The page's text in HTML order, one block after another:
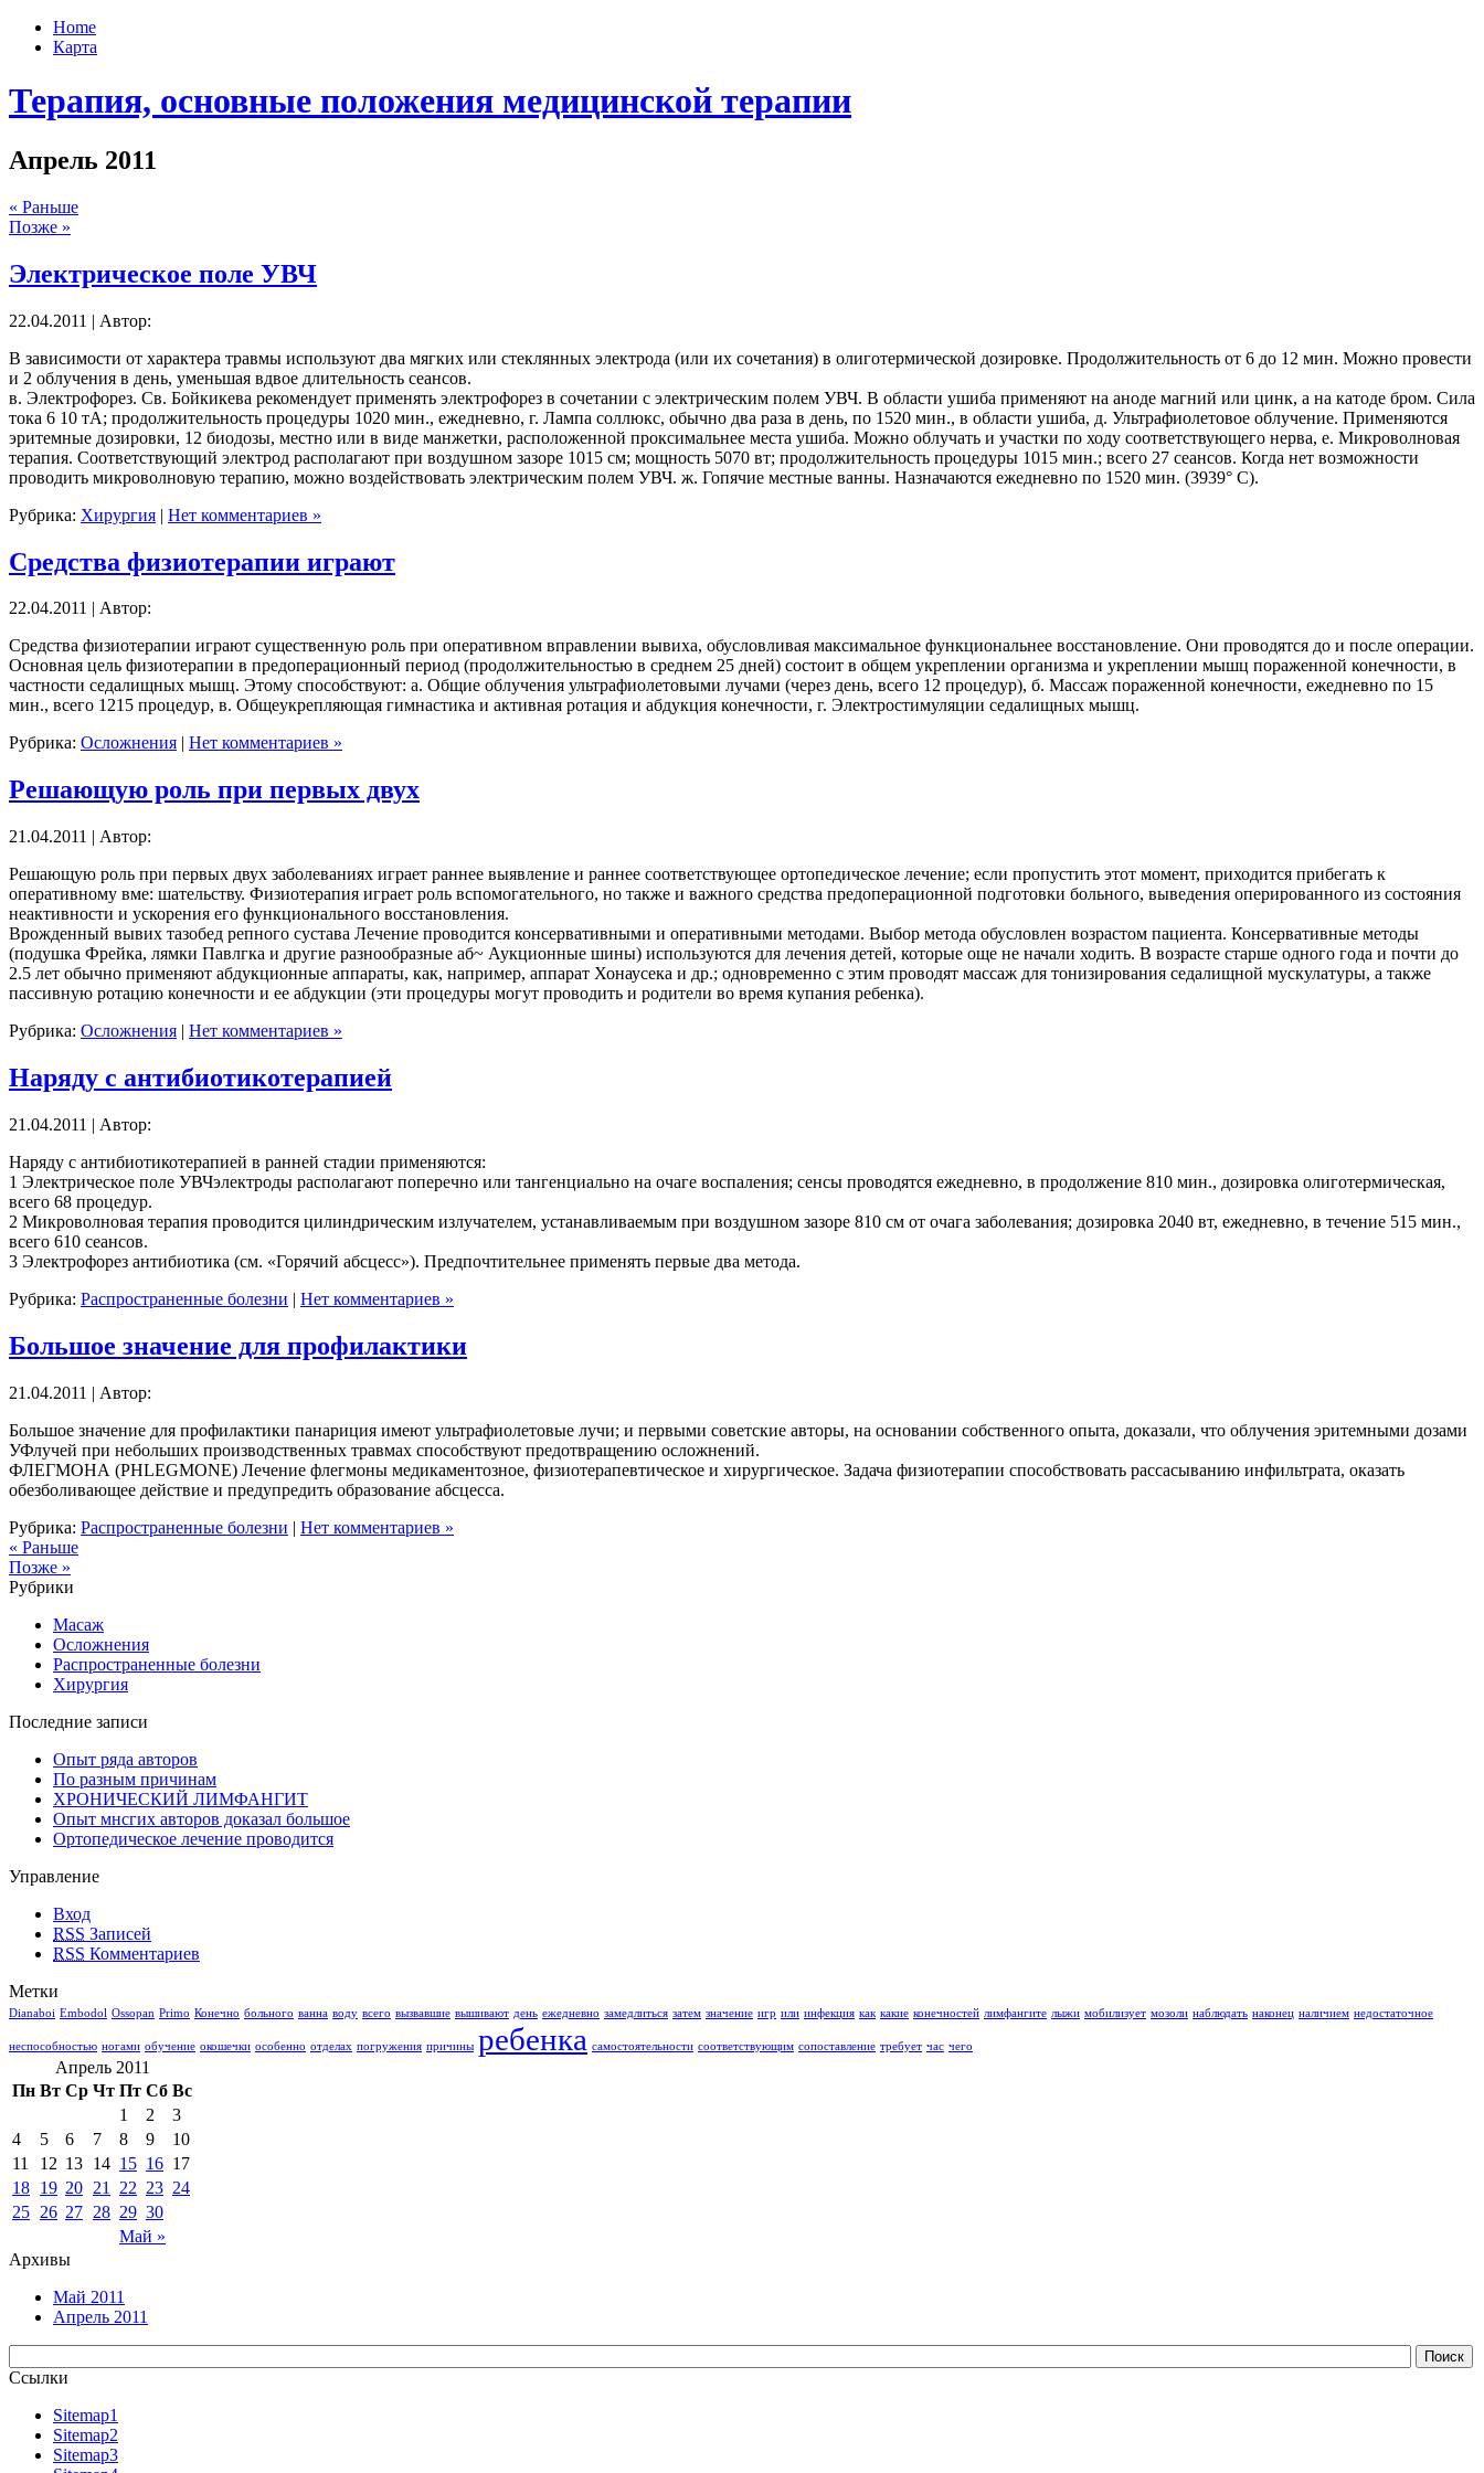
Home
Карта
Терапия, основные положения медицинской терапии
Апрель 2011
« Раньше
Позже »
Электрическое поле УВЧ
22.04.2011 | Автор:
В зависимости от характера травмы используют два мягких или стеклянных электрода (или их сочетания) в олиготермической дозировке. Продолжительность от 6 до 12 мин. Можно провести
и 2 облучения в день, уменьшая вдвое длительность сеансов.
в. Электрофорез. Св. Бойкикева рекомендует применять электрофорез в сочетании с электрическим полем УВЧ. В области ушиба применяют на аноде магний или цинк, а на катоде бром. Сила
тока 6 10 тА; продолжительность процедуры 1020 мин., ежедневно, г. Лампа соллюкс, обычно два раза в день, по 1520 мин., в области ушиба, д. Ультрафиолетовое облучение. Применяются
эритемные дозировки, 12 биодозы, местно или в виде манжетки, расположенной проксимальнее места ушиба. Можно облучать и участки по ходу соответствующего нерва, е. Микроволновая
терапия. Соответствующий электрод располагают при воздушном зазоре 1015 см; мощность 5070 вт; продолжительность процедуры 1015 мин.; всего 27 сеансов. Когда нет возможности
проводить микроволновую терапию, можно воздействовать электрическим полем УВЧ. ж. Гопячие местные ванны. Назначаются ежедневно по 1520 мин. (3939° С).
Рубрика: Хирургия | Нет комментариев »
Средства физиотерапии играют
22.04.2011 | Автор:
Средства физиотерапии играют существенную роль при оперативном вправлении вывиха, обусловливая максимальное функциональнее восстановление. Они проводятся до и после операции.
Основная цель физиотерапии в предоперационный период (продолжительностью в среднем 25 дней) состоит в общем укреплении организма и укреплении мышц пораженной конечности, в
частности седалищных мышц. Этому способствуют: а. Общие облучения ультрафиолетовыми лучами (через день, всего 12 процедур), б. Массаж пораженной конечности, ежедневно по 15
мин., всего 1215 процедур, в. Общеукрепляющая гимнастика и активная ротация и абдукция конечности, г. Электростимуляции седалищных мышц.
Рубрика: Осложнения | Нет комментариев »
Решающую роль при первых двух
21.04.2011 | Автор:
Решающую роль при первых двух заболеваниях играет раннее выявление и раннее соответствующее ортопедическое лечение; если пропустить этот момент, приходится прибегать к
оперативному вме: шательству. Физиотерапия играет роль вспомогательного, но также и важного средства предоперационной подготовки больного, выведения оперированного из состояния
неактивности и ускорения его функционального восстановления.
Врожденный вывих тазобед репного сустава Лечение проводится консервативными и оперативными методами. Выбор метода обусловлен возрастом пациента. Консервативные методы
(подушка Фрейка, лямки Павлгка и другие разнообразные аб~ Аукционные шины) используются для лечения детей, которые още не начали ходить. В возрасте старше одного года и почти до
2.5 лет обычно применяют абдукционные аппараты, как, например, аппарат Хонаусека и др.; одновременно с этим проводят массаж для тонизирования седалищной мускулатуры, а также
пассивную ротацию конечности и ее абдукции (эти процедуры могут проводить и родители во время купания ребенка).
Рубрика: Осложнения | Нет комментариев »
Наряду с антибиотикотерапией
21.04.2011 | Автор:
Наряду с антибиотикотерапией в ранней стадии применяются:
1 Электрическое поле УВЧэлектроды располагают поперечно или тангенциально на очаге воспаления; сенсы проводятся ежедневно, в продолжение 810 мин., дозировка олиготермическая,
всего 68 процедур.
2 Микроволновая терапия проводится цилиндрическим излучателем, устанавливаемым при воздушном зазоре 810 см от очага заболевания; дозировка 2040 вт, ежедневно, в течение 515 мин.,
всего 610 сеансов.
3 Электрофорез антибиотика (см. «Горячий абсцесс»). Предпочтительнее применять первые два метода.
Рубрика: Распространенные болезни | Нет комментариев »
Большое значение для профилактики
21.04.2011 | Автор:
Большое значение для профилактики панариция имеют ультрафиолетовые лучи; и первыми советские авторы, на основании собственного опыта, доказали, что облучения эритемными дозами
УФлучей при небольших производственных травмах способствуют предотвращению осложнений.
ФЛЕГМОНА (PHLEGMONE) Лечение флегмоны медикаментозное, физиотерапевтическое и хирургическое. Задача физиотерапии способствовать рассасыванию инфильтрата, оказать
обезболивающее действие и предупредить образование абсцесса.
Рубрика: Распространенные болезни | Нет комментариев »
« Раньше
Позже »
Рубрики
Масаж
Осложнения
Распространенные болезни
Хирургия
Последние записи
Опыт ряда авторов
По разным причинам
ХРОНИЧЕСКИЙ ЛИМФАНГИТ
Опыт мнсгих авторов доказал большое
Ортопедическое лечение проводится
Управление
Вход
RSS Записей
RSS Комментариев
Метки
Dianaboi Embodol Ossopan Primo Конечно больного ванна воду всего вызвавшие вышивают день ежедневно замедлиться затем значение игр или инфекция как какие конечностей лимфангите лыжи мобилизует мозоли наблюдать наконец наличием недостаточное
неспособностью ногами обучение окошечки особенно отделах погружения причины ребенка самостоятельности соответствующим сопоставление требует час чего
Апрель 2011
Пн Вт Ср Чт Пт Сб Вс
Май »
1 2
3
4
5 6 7 8 9
10
11
12 13 14 15 16 17
18 19 20 21 22 23 24
25 26 27 28 29 30
Архивы
Май 2011
Апрель 2011
Ссылки
Sitemap1
Sitemap2
Sitemap3